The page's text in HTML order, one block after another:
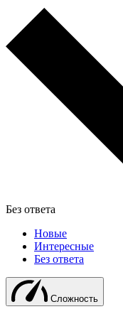
Без ответа
Новые
Интересные
Без ответа
Сложность